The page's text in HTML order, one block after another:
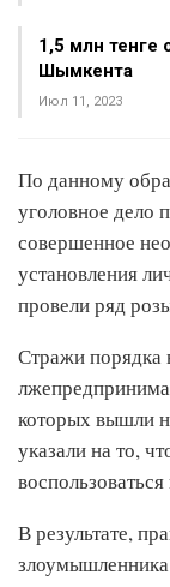
1,5 млн
Шымкента
Июл 11, 2023
По данному
уголовное дело
совершенное
установления
провели ряд
Стражи порядка
которых вышли
указали на то,
В результате,
злоумышленника